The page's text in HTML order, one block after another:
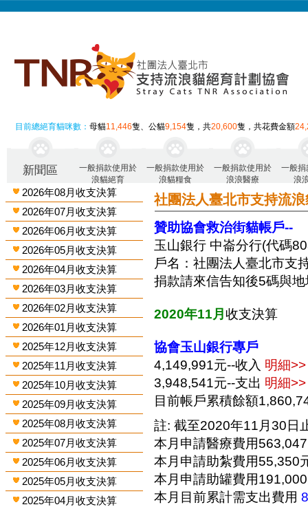
目前總絕育貓咪數：母貓11,446隻、公貓9,154隻，共20,600隻，共花費金額
新聞區
一般捐款使用於
浪貓絕育
一般捐款使用於
浪貓糧食
一般捐款使用於
浪浪醫療
一般捐
浪
2026年08月收支決算
2026年07月收支決算
2026年06月收支決算
2026年05月收支決算
2026年04月收支決算
2026年03月收支決算
2026年02月收支決算
2026年01月收支決算
2025年12月收支決算
2025年11月收支決算
2025年10月收支決算
2025年09月收支決算
2025年08月收支決算
2025年07月收支決算
2025年06月收支決算
2025年05月收支決算
2025年04月收支決算
社團法人臺北市支持流
贊助協會救治街貓帳戶--
玉山銀行 中崙分行(代碼
戶名：社團法人臺北市支
捐款請來信告知後5碼與
2020年11月收支決算
協會玉山銀行專戶
4,149,991元--收入 明細>>
3,948,541元--支出 明細>>
目前帳戶累積餘額
註: 截至2020年11月30日
本月申請醫療費用
本月申請助紮費用55,350
本月申請助罐費用
本月目前累計需支出費用